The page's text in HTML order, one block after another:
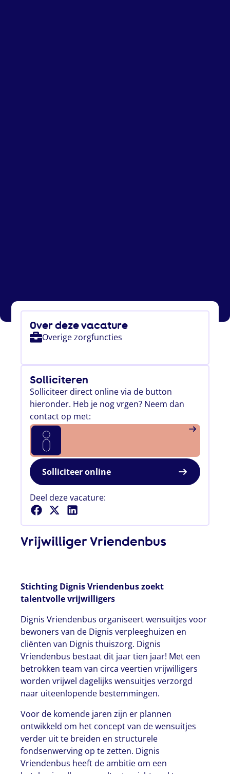
Vrijwilliger Vriendenbus
Stichting Dignis Vriendenbus zoekt
talentvolle vrijwilligers
Dignis Vriendenbus organiseert wensuitjes voor
bewoners van de Dignis verpleeghuizen en
cliënten van Dignis thuiszorg. Dignis
Vriendenbus bestaat dit jaar tien jaar! Met een
betrokken team van circa veertien vrijwilligers
worden vrijwel dagelijks wensuitjes verzorgd
naar uiteenlopende bestemmingen.
Voor de komende jaren zijn er plannen
ontwikkeld om het concept van de wensuitjes
verder uit te breiden en structurele
fondsenwerving op te zetten. Dignis
Vriendenbus heeft de ambitie om een
Over deze vacature
Overige zorgfuncties
Solliciteren
Solliciteer direct online via de button
hieronder. Heb je nog vrgen? Neem dan
contact op met:
Solliciteer online
Deel deze vacature: